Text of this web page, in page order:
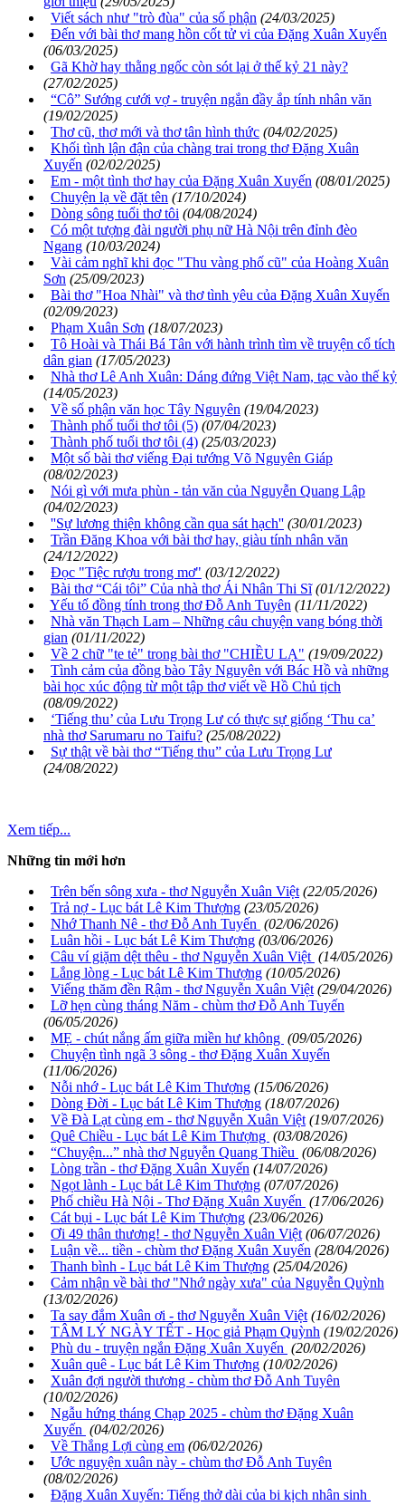
Viết sách như "trò đùa" của số phận (24/03/2025)
Đến với bài thơ mang hồn cốt tử vi của Đặng Xuân Xuyến
(06/03/2025)
Gã Khờ hay thằng ngốc còn sót lại ở thế kỷ 21 này?
(27/02/2025)
“Cô” Sướng cưới vợ - truyện ngắn đầy ắp tính nhân văn
(19/02/2025)
Thơ cũ, thơ mới và thơ tân hình thức (04/02/2025)
Khối tình lận đận của chàng trai trong thơ Đặng Xuân
Xuyến (02/02/2025)
Em - một tình thơ hay của Đặng Xuân Xuyến (08/01/2025)
Chuyện lạ về đặt tên (17/10/2024)
Dòng sông tuổi thơ tôi (04/08/2024)
Có một tượng đài người phụ nữ Hà Nội trên đỉnh đèo
Ngang (10/03/2024)
Vài cảm nghĩ khi đọc "Thu vàng phố cũ" của Hoàng Xuân
Sơn (25/09/2023)
Bài thơ "Hoa Nhài" và thơ tình yêu của Đặng Xuân Xuyến
(02/09/2023)
Phạm Xuân Sơn (18/07/2023)
Tô Hoài và Thái Bá Tân với hành trình tìm về truyện cổ tích
dân gian (17/05/2023)
Nhà thơ Lê Anh Xuân: Dáng đứng Việt Nam, tạc vào thế kỷ
(14/05/2023)
Về số phận văn học Tây Nguyên (19/04/2023)
Thành phố tuổi thơ tôi (5) (07/04/2023)
Thành phố tuổi thơ tôi (4) (25/03/2023)
Một số bài thơ viếng Đại tướng Võ Nguyên Giáp
(08/02/2023)
Nói gì với mưa phùn - tản văn của Nguyễn Quang Lập
(04/02/2023)
''Sự lương thiện không cần qua sát hạch'' (30/01/2023)
Trần Đăng Khoa với bài thơ hay, giàu tính nhân văn
(24/12/2022)
Đọc "Tiệc rượu trong mơ" (03/12/2022)
Bài thơ “Cái tôi” Của nhà thơ Ái Nhân Thi Sĩ (01/12/2022)
Yếu tố đồng tính trong thơ Đỗ Anh Tuyên (11/11/2022)
Nhà văn Thạch Lam – Những câu chuyện vang bóng thời
gian (01/11/2022)
Về 2 chữ "te tẻ" trong bài thơ "CHIỀU LẠ" (19/09/2022)
Tình cảm của đồng bào Tây Nguyên với Bác Hồ và những
bài học xúc động từ một tập thơ viết về Hồ Chủ tịch
(08/09/2022)
‘Tiếng thu’ của Lưu Trọng Lư có thực sự giống ‘Thu ca’
nhà thơ Sarumaru no Taifu? (25/08/2022)
Sự thật về bài thơ “Tiếng thu” của Lưu Trọng Lư
(24/08/2022)
Xem tiếp...
Những tin mới hơn
Trên bến sông xưa - thơ Nguyễn Xuân Việt (22/05/2026)
Trả nợ - Lục bát Lê Kim Thượng (23/05/2026)
Nhớ Thanh Nê - thơ Đỗ Anh Tuyến (02/06/2026)
Luân hồi - Lục bát Lê Kim Thượng (03/06/2026)
Câu ví giặm dệt thêu - thơ Nguyễn Xuân Việt (14/05/2026)
Lắng lòng - Lục bát Lê Kim Thượng (10/05/2026)
Viếng thăm đền Rậm - thơ Nguyễn Xuân Việt (29/04/2026)
Lỡ hẹn cùng tháng Năm - chùm thơ Đỗ Anh Tuyến
(06/05/2026)
MẸ - chút nắng ấm giữa miền hư không (09/05/2026)
Chuyện tình ngã 3 sông - thơ Đặng Xuân Xuyến
(11/06/2026)
Nỗi nhớ - Lục bát Lê Kim Thượng (15/06/2026)
Dòng Đời - Lục bát Lê Kim Thượng (18/07/2026)
Về Đà Lạt cùng em - thơ Nguyễn Xuân Việt (19/07/2026)
Quê Chiều - Lục bát Lê Kim Thượng (03/08/2026)
“Chuyện...” nhà thơ Nguyễn Quang Thiều (06/08/2026)
Lòng trần - thơ Đặng Xuân Xuyến (14/07/2026)
Ngọt lành - Lục bát Lê Kim Thượng (07/07/2026)
Phố chiều Hà Nội - Thơ Đặng Xuân Xuyến (17/06/2026)
Cát bụi - Lục bát Lê Kim Thượng (23/06/2026)
Ơi 49 thân thương! - thơ Nguyễn Xuân Việt (06/07/2026)
Luận về... tiền - chùm thơ Đặng Xuân Xuyến (28/04/2026)
Thanh bình - Lục bát Lê Kim Thượng (25/04/2026)
Cảm nhận về bài thơ "Nhớ ngày xưa" của Nguyễn Quỳnh
(13/02/2026)
Ta say đắm Xuân ơi - thơ Nguyễn Xuân Việt (16/02/2026)
TÂM LÝ NGÀY TẾT - Học giả Phạm Quỳnh (19/02/2026)
Phù du - truyện ngắn Đặng Xuân Xuyến (20/02/2026)
Xuân quê - Lục bát Lê Kim Thượng (10/02/2026)
Xuân đợi người thương - chùm thơ Đỗ Anh Tuyên
(10/02/2026)
Ngẫu hứng tháng Chạp 2025 - chùm thơ Đặng Xuân
Xuyến (04/02/2026)
Về Thắng Lợi cùng em (06/02/2026)
Ước nguyện xuân này - chùm thơ Đỗ Anh Tuyên
(08/02/2026)
Đặng Xuân Xuyến: Tiếng thở dài của bi kịch nhân sinh